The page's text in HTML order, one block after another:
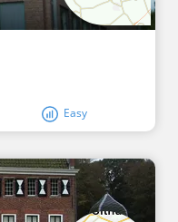
Easy